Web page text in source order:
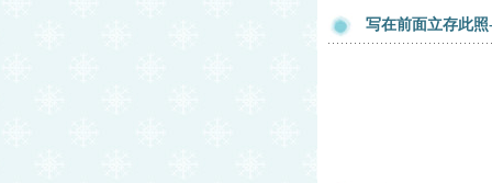
写在前面立存此